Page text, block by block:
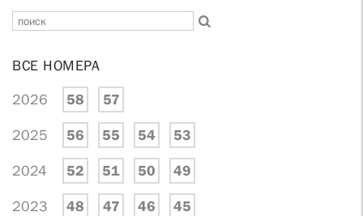
ВСЕ НОМЕРА
2026 58 57
2025 56 55 54 53
2024 52 51 50 49
2023 48 47 46 45